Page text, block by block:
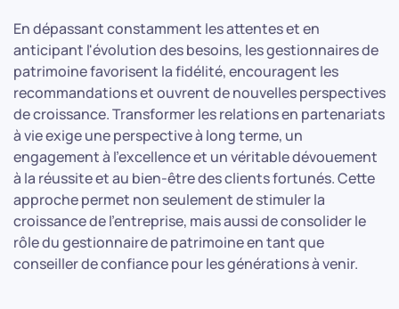
En dépassant constamment les attentes et en
anticipant l'évolution des besoins, les gestionnaires de
patrimoine favorisent la fidélité, encouragent les
recommandations et ouvrent de nouvelles perspectives
de croissance. Transformer les relations en partenariats
à vie exige une perspective à long terme, un
engagement à l'excellence et un véritable dévouement
à la réussite et au bien-être des clients fortunés. Cette
approche permet non seulement de stimuler la
croissance de l'entreprise, mais aussi de consolider le
rôle du gestionnaire de patrimoine en tant que
conseiller de confiance pour les générations à venir.